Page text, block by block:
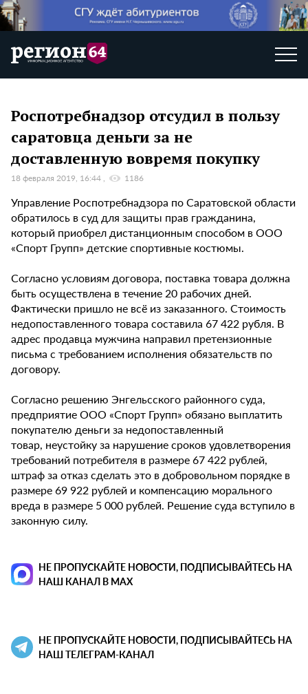
Роспотребнадзор отсудил в пользу
саратовца деньги за не
доставленную вовремя покупку
18 февраля 2019, 16:44 1186
Управление Роспотребнадзора по Саратовской области
обратилось в суд для защиты прав гражданина,
который приобрел дистанционным способом в ООО
«Спорт Групп» детские спортивные костюмы.
Согласно условиям договора, поставка товара должна
быть осуществлена в течение 20 рабочих дней.
Фактически пришло не всё из заказанного. Стоимость
недопоставленного товара составила 67 422 рубля. В
адрес продавца мужчина направил претензионные
письма с требованием исполнения обязательств по
договору.
Согласно решению Энгельсского районного суда,
предприятие ООО «Спорт Групп» обязано выплатить
покупателю деньги за недопоставленный
товар, неустойку за нарушение сроков удовлетворения
требований потребителя в размере 67 422 рублей,
штраф за отказ сделать это в добровольном порядке в
размере 69 922 рублей и компенсацию морального
вреда в размере 5 000 рублей. Решение суда вступило в
законную силу.
НЕ ПРОПУСКАЙТЕ НОВОСТИ, ПОДПИСЫВАЙТЕСЬ НА
НАШ КАНАЛ В MAX
НЕ ПРОПУСКАЙТЕ НОВОСТИ, ПОДПИСЫВАЙТЕСЬ НА
НАШ ТЕЛЕГРАМ-КАНАЛ